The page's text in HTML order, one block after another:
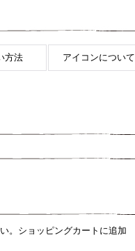
方法 アイコンについて
。ショッピングカートに追加